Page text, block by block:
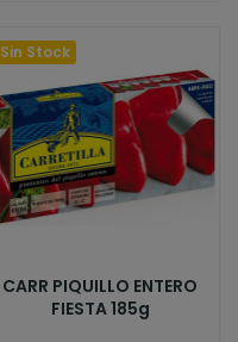
Sin Stock
CARR PIQUILLO ENTERO
FIESTA 185g